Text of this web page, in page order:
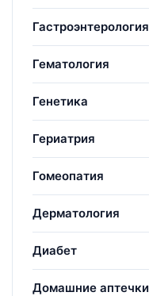
Гастроэнтерология
Гематология
Генетика
Гериатрия
Гомеопатия
Дерматология
Диабет
Домашние аптечки